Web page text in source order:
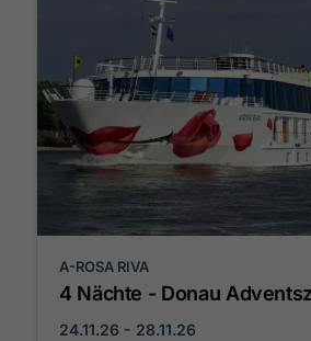
A-ROSA RIVA
4 Nächte - Donau
24.11.26 - 28.11.26